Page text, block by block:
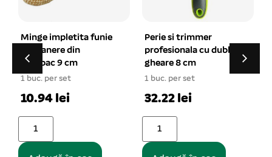
Perie si trimmer
profesionala cu dublu
gheare 8 cm
1 buc. per set
32.22 lei
Zgarda din piele
HEAVY maro 2.5×47
cm
1 buc. per set
29.15 lei